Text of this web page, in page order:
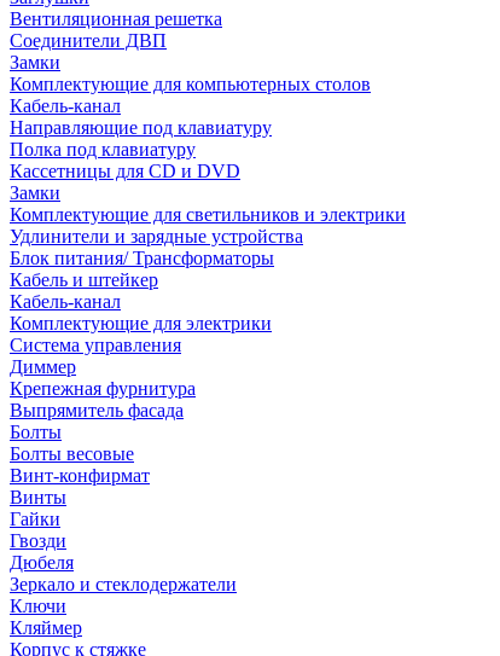
Вентиляционная решетка
Соединители ДВП
Замки
Комплектующие для компьютерных столов
Кабель-канал
Направляющие под клавиатуру
Полка под клавиатуру
Кассетницы для CD и DVD
Замки
Комплектующие для светильников и электрики
Удлинители и зарядные устройства
Блок питания/ Трансформаторы
Кабель и штейкер
Кабель-канал
Комплектующие для электрики
Система управления
Диммер
Крепежная фурнитура
Выпрямитель фасада
Болты
Болты весовые
Винт-конфирмат
Винты
Гайки
Гвозди
Дюбеля
Зеркало и стеклодержатели
Ключи
Кляймер
Корпус к стяжке